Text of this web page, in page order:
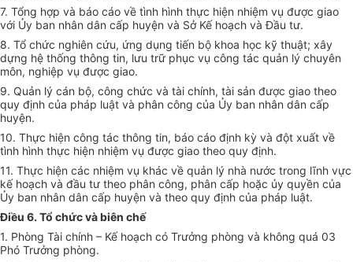
7. Tổng hợp và báo cáo về tình hình thực hiện nhiệm vụ được giao
với Ủy ban nhân dân cấp huyện và Sở Kế hoạch và Đầu tư.
8. Tổ chức nghiên cứu, ứng dụng tiến bộ khoa học kỹ thuật; xây
dựng hệ thống thông tin, lưu trữ phục vụ công tác quản lý chuyên
môn, nghiệp vụ được giao.
9. Quản lý cán bộ, công chức và tài chính, tài sản được giao theo
quy định của pháp luật và phân công của Ủy ban nhân dân cấp
huyện.
10. Thực hiện công tác thông tin, báo cáo định kỳ và đột xuất về
tình hình thực hiện nhiệm vụ được giao theo quy định.
11. Thực hiện các nhiệm vụ khác về quản lý nhà nước trong lĩnh vực
kế hoạch và đầu tư theo phân công, phân cấp hoặc ủy quyền của
Ủy ban nhân dân cấp huyện và theo quy định của pháp luật.
Điều 6. Tổ chức và biên chế
1. Phòng Tài chính – Kế hoạch có Trưởng phòng và không quá 03
Phó Trưởng phòng.